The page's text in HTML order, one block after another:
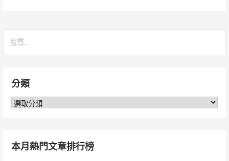
字:分類
分
本月熱門文章排行榜